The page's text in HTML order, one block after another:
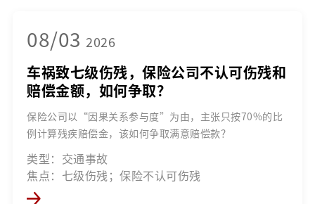
08/03 2026
车祸致七级伤残，保险公司不认可伤残和
赔偿金额，如何争取？
保险公司以“因果关系参与度”为由，主张只按70%的比
例计算残疾赔偿金，该如何争取满意赔偿款？
类型：交通事故
焦点：七级伤残；保险不认可伤残